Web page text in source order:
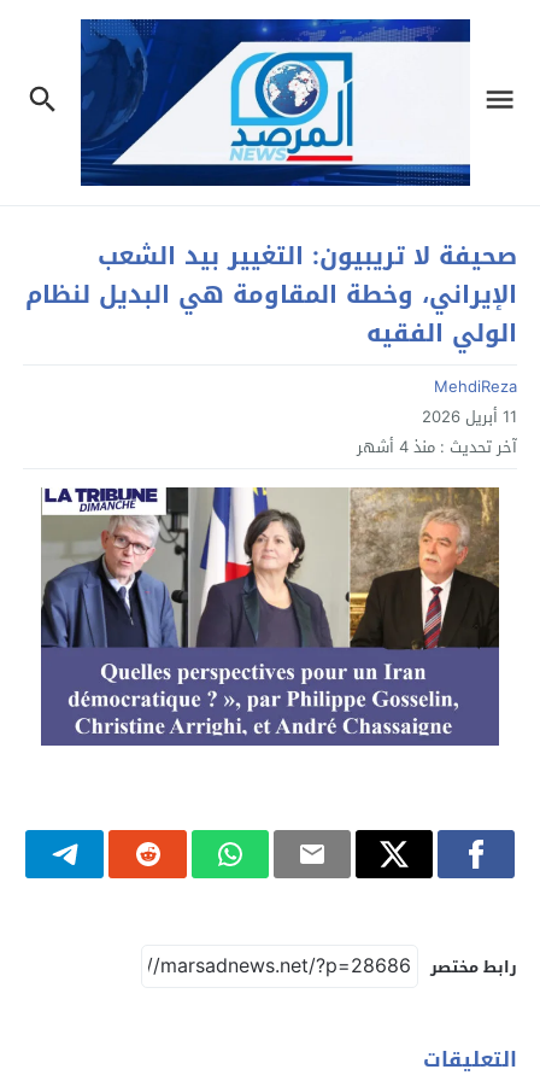
صحيفة لا تريبيون: التغيير بيد الشعب
الإيراني، وخطة المقاومة هي البديل لنظام
الولي الفقيه
MehdiReza
11 أبريل 2026
آخر تحديث : منذ 4 أشهر
رابط مختصر
التعليقات